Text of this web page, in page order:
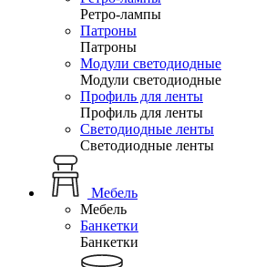
Ретро-лампы
Патроны
Патроны
Модули светодиодные
Модули светодиодные
Профиль для ленты
Профиль для ленты
Светодиодные ленты
Светодиодные ленты
Мебель
Мебель
Банкетки
Банкетки